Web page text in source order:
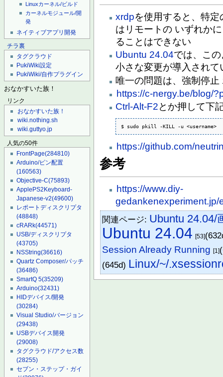
Linuxカーネル/ビルド
カーネルモジュール/開
発
ネイティブアプリ開発
チラ裏
タグクラウド
PukiWiki設定
PukiWiki/自作プラグイン
おなかすいた族！
リンク
おなかすいた族！
wiki.nothing.sh
wiki.guttyo.jp
人気の50件
FrontPage(284810)
Arduino/ピン配置
(160563)
Objective-C(75893)
ApplePS2Keyboard-
Japanese-v2(49600)
レポートディスクリプタ
(48848)
cRARk(44571)
USB/ディスクリプタ
(43705)
NSString(36616)
Quartz Composer/パッチ
(36486)
SmartQ 5(35209)
Arduino(32431)
HIDデバイス/開発
(30284)
Visual Studio/バージョン
(29438)
USBデバイス開発
(29008)
タグクラウド/アクセス数
(28255)
セブン・ステップ・ガイ
xrdpを使用すると、特
はリモートの いずれか
ることはできない
Ubuntu 24.04では、こ
小さな変更が導入されて
唯一の問題は、強制停
https://c-nergy.be/blog/
Ctrl-Alt-F2とか押して下
$ sudo pkill -KILL -u <username>
https://github.com/
参考
https://www.diy-
関連ページ: Ubuntu 24.04/
Ubuntu 24.04 [53]
Session Already Running [1]
(645d) Linux/~/